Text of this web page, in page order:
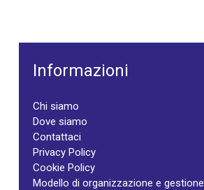
Informazioni
Chi siamo
Dove siamo
Contattaci
Privacy Policy
Cookie Policy
Modello di organizzazione e gestione